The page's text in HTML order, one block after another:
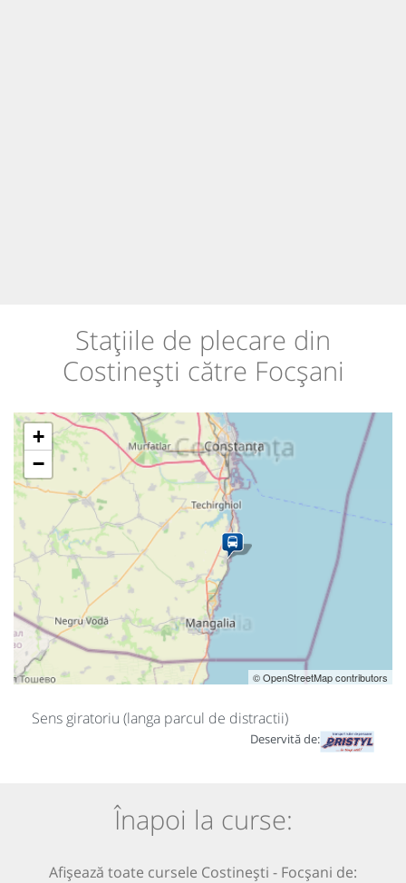
Stațiile de plecare din
Costinești către Focșani
+
−
© OpenStreetMap contributors
Sens giratoriu (langa parcul de distractii)
Deservită de:
Înapoi la curse:
Afișează toate cursele Costinești - Focșani de: